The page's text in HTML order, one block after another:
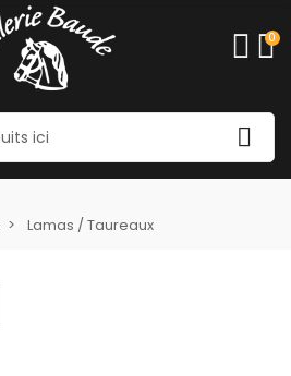
0
Lamas / Taureaux